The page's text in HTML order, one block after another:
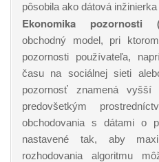
pôsobila ako dátová
Ekonomika pozornosti
obchodný model, pri
pozornosti používateľa,
času na sociálnej sieti
pozornosť znamená vyšší
predovšetkým
obchodovania s dátami o
nastavené tak, aby
rozhodovania algoritmu